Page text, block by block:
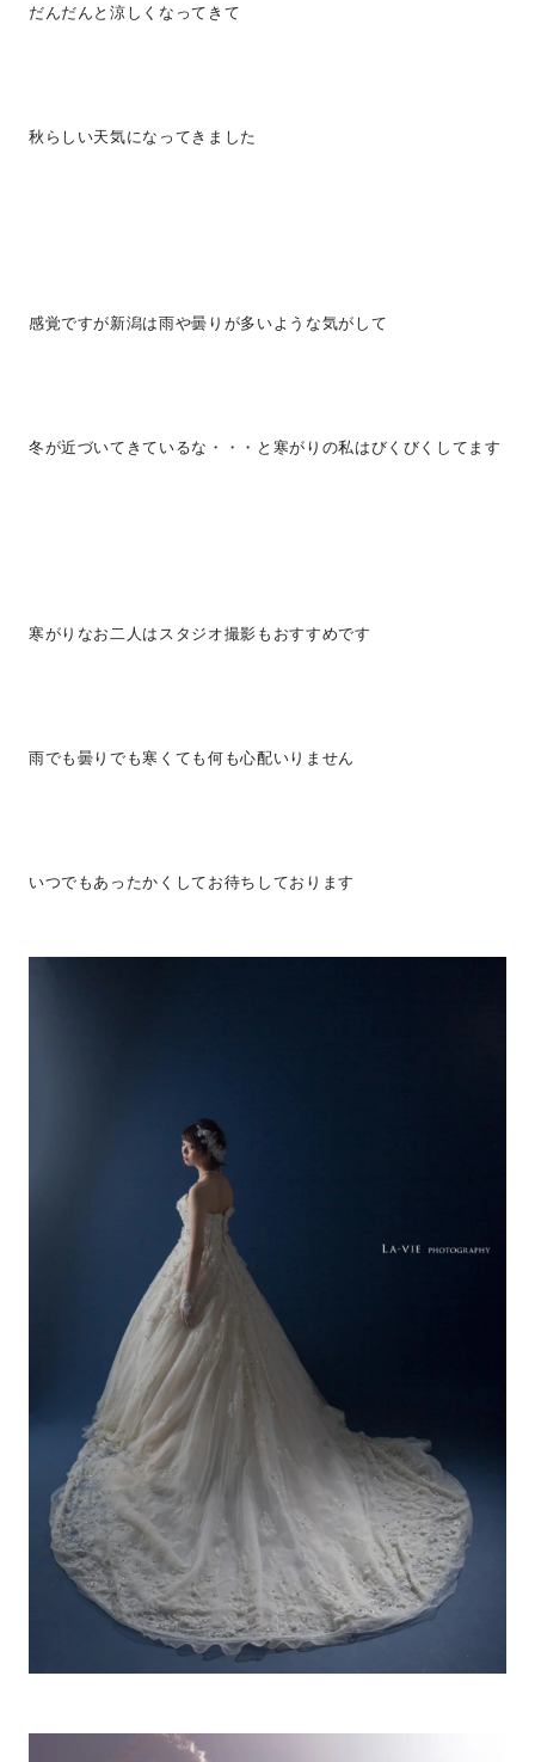
だんだんと涼しくなってきて
秋らしい天気になってきました
感覚ですが新潟は雨や曇りが多いような気がして
冬が近づいてきているな・・・と寒がりの私はびくびくしてます
寒がりなお二人はスタジオ撮影もおすすめです
雨でも曇りでも寒くても何も心配いりません
いつでもあったかくしてお待ちしております